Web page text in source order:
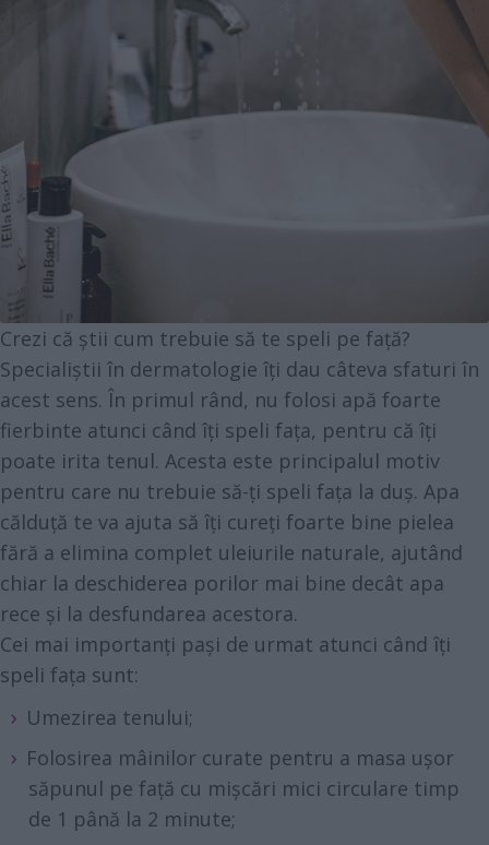
Crezi că știi cum trebuie să te speli pe față?
Specialiștii în dermatologie îți dau câteva sfaturi în
acest sens. În primul rând, nu folosi apă foarte
fierbinte atunci când îți speli fața, pentru că îți
poate irita tenul. Acesta este principalul motiv
pentru care nu trebuie să-ți speli fața la duș. Apa
călduță te va ajuta să îți cureți foarte bine pielea
fără a elimina complet uleiurile naturale, ajutând
chiar la deschiderea porilor mai bine decât apa
rece și la desfundarea acestora.
Cei mai importanți pași de urmat atunci când îți
speli fața sunt:
Umezirea tenului;
Folosirea mâinilor curate pentru a masa ușor
săpunul pe față cu mișcări mici circulare timp
de 1 până la 2 minute;